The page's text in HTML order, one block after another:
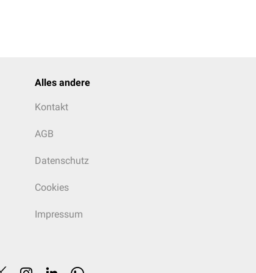
Alles andere
Kontakt
AGB
Datenschutz
Cookies
Impressum